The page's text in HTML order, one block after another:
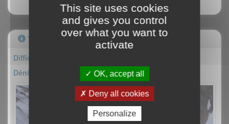
Topo
Difficulté : TD- 3+/M4
Dénivelé : 300m
This site uses cookies
and gives you control
over what you want to
activate
OK, accept all
Deny all cookies
Personalize